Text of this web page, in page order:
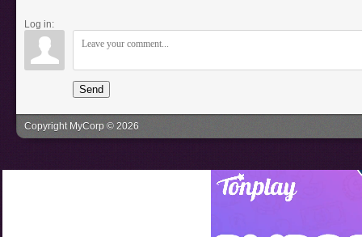
Log in:
Send
Copyright MyCorp © 2026